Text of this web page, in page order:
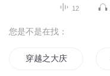
12
您是不是在找：
穿越之大庆帝国